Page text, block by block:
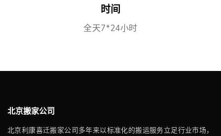
时间
全天7*24小时
北京搬家公司
北京利康喜迁搬家公司多年来以标准化的搬运服务立足行业市场，